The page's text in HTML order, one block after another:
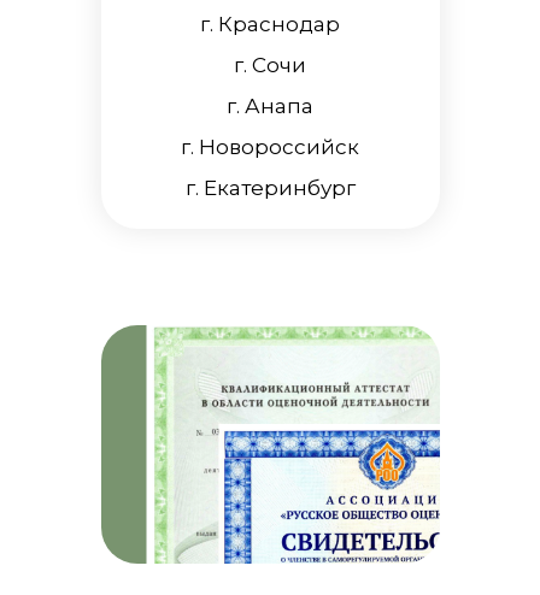
г. Краснодар
г. Сочи
г. Анапа
г. Новороссийск
г. Екатеринбург